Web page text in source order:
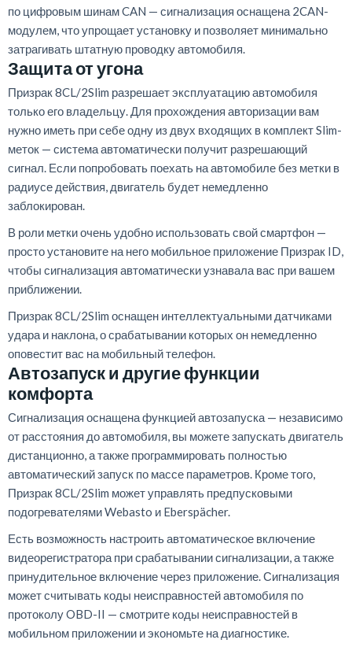
по цифровым шинам CAN — сигнализация оснащена 2CAN-
модулем, что упрощает установку и позволяет минимально
затрагивать штатную проводку автомобиля.
Защита от угона
Призрак 8CL/2Slim разрешает эксплуатацию автомобиля
только его владельцу. Для прохождения авторизации вам
нужно иметь при себе одну из двух входящих в комплект Slim-
меток — система автоматически получит разрешающий
сигнал. Если попробовать поехать на автомобиле без метки в
радиусе действия, двигатель будет немедленно
заблокирован.
В роли метки очень удобно использовать свой смартфон —
просто установите на него мобильное приложение Призрак ID,
чтобы сигнализация автоматически узнавала вас при вашем
приближении.
Призрак 8CL/2Slim оснащен интеллектуальными датчиками
удара и наклона, о срабатывании которых он немедленно
оповестит вас на мобильный телефон.
Автозапуск и другие функции
комфорта
Сигнализация оснащена функцией автозапуска — независимо
от расстояния до автомобиля, вы можете запускать двигатель
дистанционно, а также программировать полностью
автоматический запуск по массе параметров. Кроме того,
Призрак 8CL/2Slim может управлять предпусковыми
подогревателями Webasto и Eberspächer.
Есть возможность настроить автоматическое включение
видеорегистратора при срабатывании сигнализации, а также
принудительное включение через приложение. Сигнализация
может считывать коды неисправностей автомобиля по
протоколу OBD-II — смотрите коды неисправностей в
мобильном приложении и экономьте на диагностике.